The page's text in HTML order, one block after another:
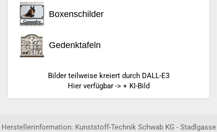
Boxenschilder
Gedenktafeln
Bilder teilweise kreiert durch DALL-E3
Hier verfügbar -> + KI-Bild
Herstellerinformation: Kunststoff-Technik Schwab KG - Stadlgasse